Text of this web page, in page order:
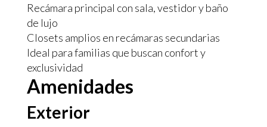
Recámara principal con sala, vestidor y baño
de lujo
Closets amplios en recámaras secundarias
Ideal para familias que buscan confort y
exclusividad
Amenidades
Exterior